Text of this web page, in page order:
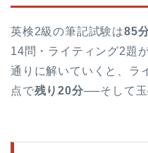
英検2級の筆記試験は85
14問・ライティング2題
通りに解いていくと、ラ
点で残り20分──そして玉